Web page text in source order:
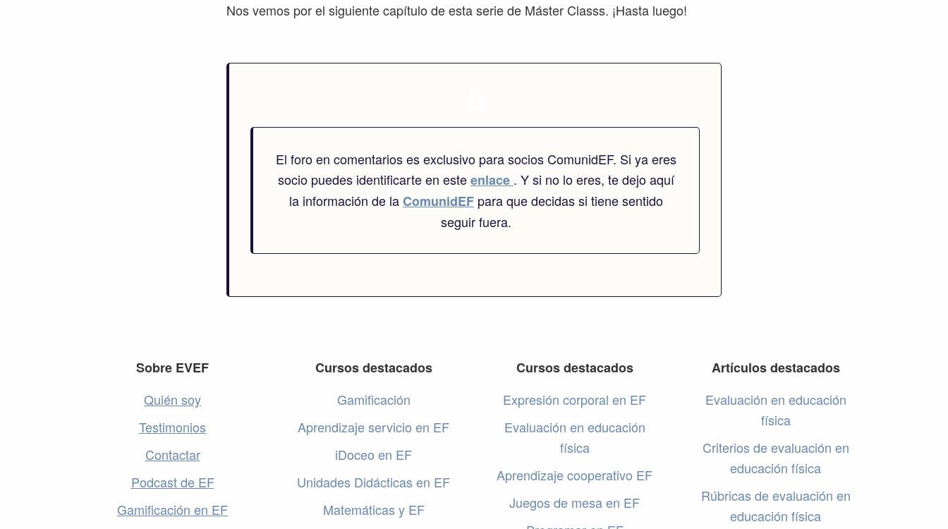
Nos vemos por el siguiente capítulo de esta serie de Máster Classs. ¡Hasta luego!
El foro en comentarios es exclusivo para socios ComunidEF. Si ya eres
socio puedes identificarte en esteenlace . Y si no lo eres, te dejo aquí
la información de laComunidEF para que decidas si tiene sentido
seguir fuera.
Sobre EVEF
Quién soy
Testimonios
Contactar
Podcast de EF
Gamificación en EF
Cursos destacados
Gamificación
Aprendizaje servicio en EF
iDoceo en EF
Unidades Didácticas en EF
Matemáticas y EF
Cursos destacados
Expresión corporal en EF
Evaluación en educación
física
Aprendizaje cooperativo EF
Juegos de mesa en EF
Artículos destacados
Evaluación en educación
física
Criterios de evaluación en
educación física
Rúbricas de evaluación en
educación física